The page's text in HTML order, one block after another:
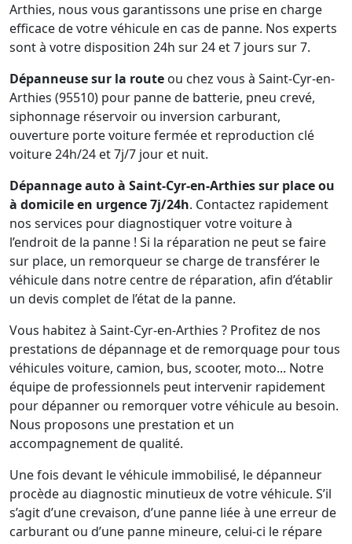
Arthies, nous vous garantissons une prise en charge
efficace de votre véhicule en cas de panne. Nos experts
sont à votre disposition 24h sur 24 et 7 jours sur 7.
Dépanneuse sur la route ou chez vous à Saint-Cyr-en-
Arthies (95510) pour panne de batterie, pneu crevé,
siphonnage réservoir ou inversion carburant,
ouverture porte voiture fermée et reproduction clé
voiture 24h/24 et 7j/7 jour et nuit.
Dépannage auto à Saint-Cyr-en-Arthies sur place ou
à domicile en urgence 7j/24h. Contactez rapidement
nos services pour diagnostiquer votre voiture à
l’endroit de la panne ! Si la réparation ne peut se faire
sur place, un remorqueur se charge de transférer le
véhicule dans notre centre de réparation, afin d’établir
un devis complet de l’état de la panne.
Vous habitez à Saint-Cyr-en-Arthies ? Profitez de nos
prestations de dépannage et de remorquage pour tous
véhicules voiture, camion, bus, scooter, moto... Notre
équipe de professionnels peut intervenir rapidement
pour dépanner ou remorquer votre véhicule au besoin.
Nous proposons une prestation et un
accompagnement de qualité.
Une fois devant le véhicule immobilisé, le dépanneur
procède au diagnostic minutieux de votre véhicule. S’il
s’agit d’une crevaison, d’une panne liée à une erreur de
carburant ou d’une panne mineure, celui-ci le répare